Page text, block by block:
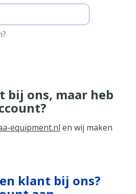
bij ons, maar heb
equipment.nl en wij maken
klant bij ons?